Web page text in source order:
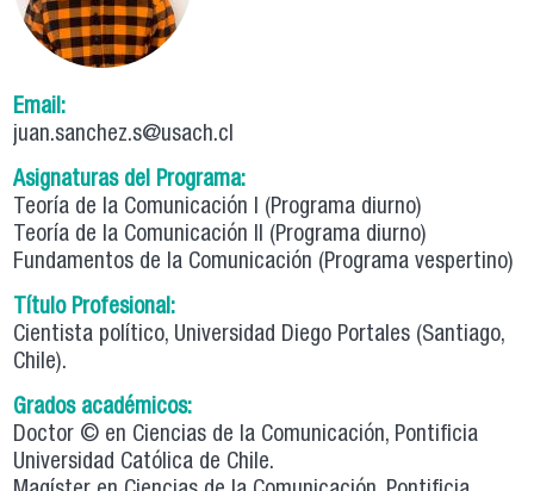
Email:
juan.sanchez.s@usach.cl
Asignaturas del Programa:
Teoría de la Comunicación I (Programa diurno)
Teoría de la Comunicación II (Programa diurno)
Fundamentos de la Comunicación (Programa vespertino)
Título Profesional:
Cientista político, Universidad Diego Portales (Santiago,
Chile).
Grados académicos:
Doctor © en Ciencias de la Comunicación, Pontificia
Universidad Católica de Chile.